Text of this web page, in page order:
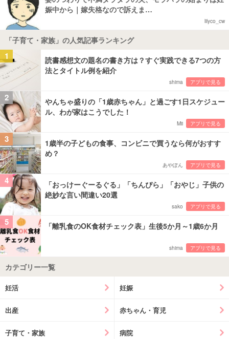
娠中から｜嫁失格なので訴えま…
lilyco_cw
「子育て・家族」の人気記事ランキング
1
読書感想文の題名の書き方は？すぐ実践できる7つの方
法とタイトル例を紹介
shima アプリで見る
2
やんちゃ盛りの「1歳赤ちゃん」と過ごす1日スケジュー
ル、わが家はこうでした！
Mii アプリで見る
3
1歳半の子どもの食事、コンビニで買うなら何がおすす
め？
あやぽん アプリで見る
4
「おっけーぐーるぐる」「ちんぴら」「おやじ」子供の
絶妙な言い間違い20選
sako アプリで見る
5 「離乳食のOK食材チェック表」生後5か月～1歳6か月
shima アプリで見る
カテゴリー一覧
妊活 妊娠
出産 赤ちゃん・育児
子育て・家族 病院